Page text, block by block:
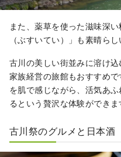
また、薬草を使った滋味深
（ぶすいてい）」も素晴ら
古川の美しい街並みに溶け
家族経営の旅館もおすすめ
を肌で感じながら、活気あ
るという贅沢な体験ができま
古川祭のグルメと日本酒